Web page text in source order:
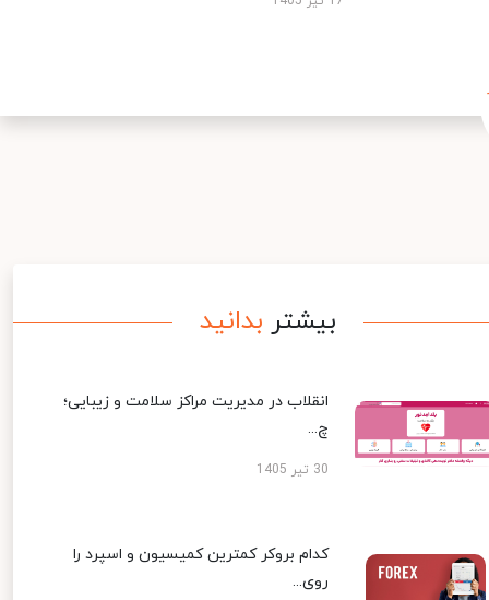
بیشتر بدانید
انقلاب در مدیریت مراکز سلامت و زیبایی؛
چ...
30 تیر 1405
کدام بروکر کمترین کمیسیون و اسپرد را
روی...